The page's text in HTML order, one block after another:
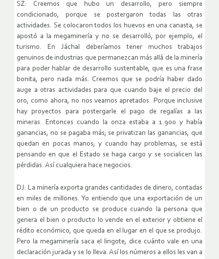
SZ: Creemos que hubo un desarrollo, pero siempre
condicionado, porque se postergaron todas las otras
actividades. Se colocaron todos los huevos en una canasta, se
apostó a la megaminería y no se desarrolló, por ejemplo, el
turismo. En Jáchal deberíamos tener muchos trabajos
genuinos de industrias que permanezcan más allá de la minería
para poder hablar de desarrollo sustentable, que es una frase
bonita, pero nada más. Creemos que se podría haber dado
auge a otras actividades para que cuando baje el precio del
oro, como ahora, no nos veamos apretados. Porque inclusive
hay proyectos para postergarle el pago de regalías a las
mineras. Entonces cuando la onza estaba a 1.900 y había
ganancias, no se pagaba más; se privatizan las ganancias, que
quedan en pocas manos; y cuando hay problemas, se está
pensando en que el Estado se haga cargo y se socialicen las
pérdidas. Así cualquiera hace negocios.
DJ: La minería exporta grandes cantidades de dinero, contadas
en miles de millones. Yo entiendo que una exportación de un
bien o de un producto se produce cuando la persona que
genera el bien o producto lo vende en el exterior y obtiene el
rédito económico, que queda en el lugar en el que se produjo.
Pero la megaminería saca el lingote, dice cuánto vale en una
declaración jurada y se lo lleva. Así los números a ellos les van a